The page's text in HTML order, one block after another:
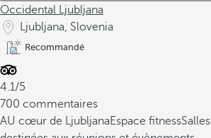
Occidental Ljubljana
Ljubljana, Slovenia
Recommandé
4.1/5
700 commentaires
AU cœur de LjubljanaEspace fitnessSalles